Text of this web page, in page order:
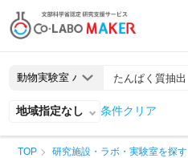
地域指定なし 条件クリア
TOP 研究施設・ラボ・実験室を探す